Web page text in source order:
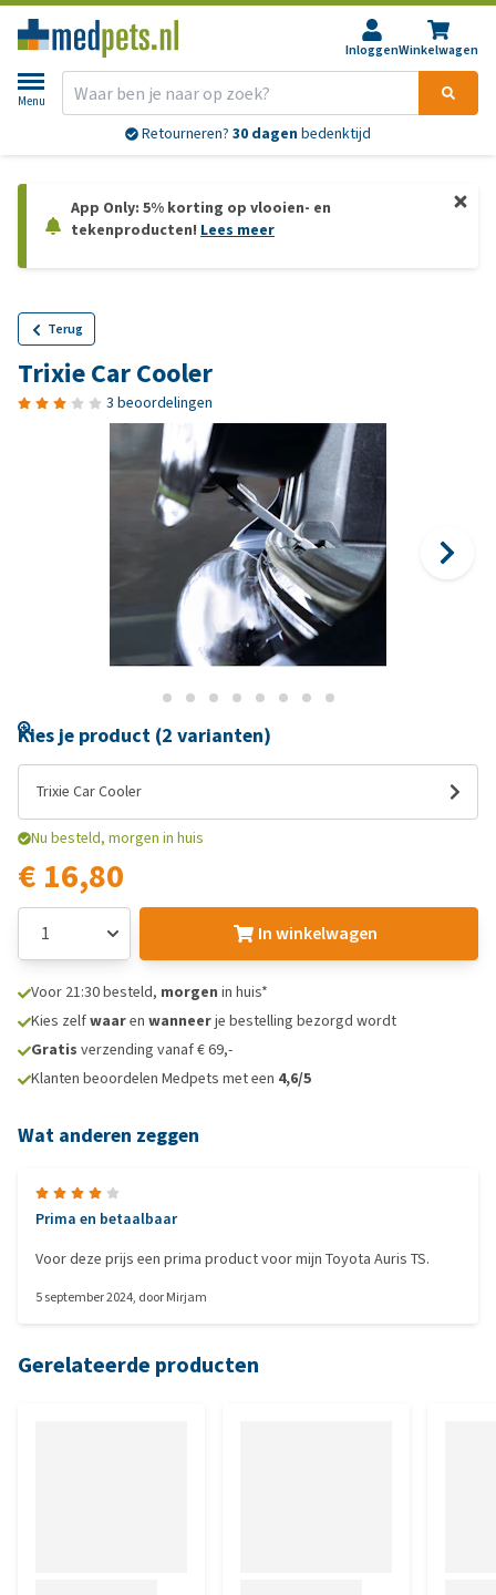
InloggenWinkelwagen
Menu
Retourneren? 30 dagen bedenktijd
App Only: 5% korting op vlooien- en
tekenproducten! Lees meer
Terug
Trixie Car Cooler
3 beoordelingen
Kies je product (2 varianten)
Trixie Car Cooler
Nu besteld, morgen in huis
€ 16,80
In winkelwagen
Voor 21:30 besteld, morgen in huis*
Kies zelfwaaren wanneerje bestelling bezorgd wordt
Gratis verzending vanaf € 69,-
Klanten beoordelen Medpets met een 4,6/5
Wat anderen zeggen
Prima en betaalbaar
Voor deze prijs een prima product voor mijn Toyota Auris TS.
5 september 2024, doorMirjam
Gerelateerde producten